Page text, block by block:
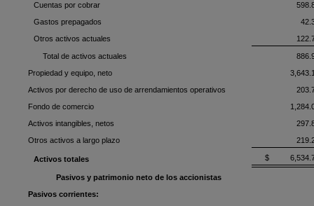
Cuentas por cobrar
Gastos prepagados
Otros activos actuales
Total de activos actuales
Propiedad y equipo, neto
Activos por derecho de uso de arrendamientos operativos
Fondo de comercio
Activos intangibles, netos
Otros activos a largo plazo
Activos totales $
Pasivos y patrimonio neto de los accionistas
Pasivos corrientes: